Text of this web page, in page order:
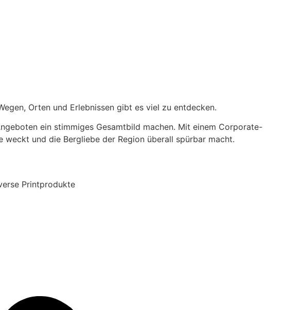
Orten und Erlebnissen gibt es viel zu entdecken.
ein stimmiges Gesamt­bild machen. Mit einem Corporate-
und die Bergliebe der Region überall spürbar macht.
Printprodukte